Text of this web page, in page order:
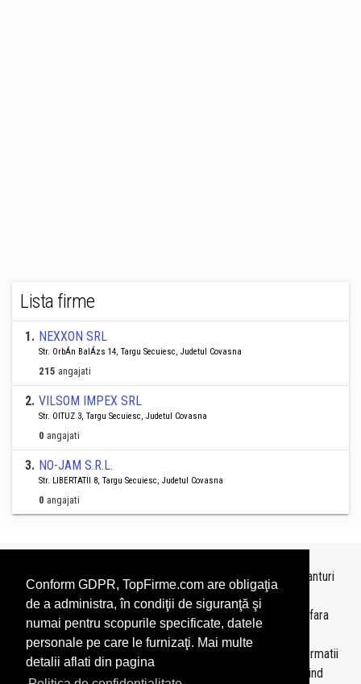
Conform GDPR, TopFirme.com are obligaţia
de a administra, în condiţii de siguranţă şi
numai pentru scopurile specificate, datele
personale pe care le furnizaţi. Mai multe
detalii aflati din pagina
Lista firme
1. NEXXON SRL
Str. OrbÁn BalÁzs 14, Targu Secuiesc, Judetul Covasna
215 angajati
2. VILSOM IMPEX SRL
Str. OITUZ 3, Targu Secuiesc, Judetul Covasna
0 angajati
3. NO-JAM S.R.L.
Str. LIBERTATII 8, Targu Secuiesc, Judetul Covasna
0 angajati
Topurile sunt realizate deTopFirme
pe baza ultimelor bilanturi
depuse si au scop informativ.
Este interzisa folosirea topurilor fara acordul TopFirme si fara
precizarea sursei.
Daca doriti sa achizitionati
topuri personalizate
sau informatii
despre agentii economici va rugam sa ne contactati folosind